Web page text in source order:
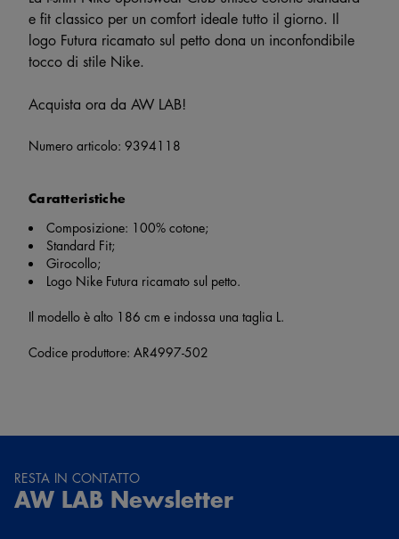
e fit classico per un comfort ideale tutto il giorno. Il
logo Futura ricamato sul petto dona un inconfondibile
tocco di stile Nike.
Acquista ora da AW LAB!
Numero articolo: 9394118
Caratteristiche
Composizione: 100% cotone;
Standard Fit;
Girocollo;
Logo Nike Futura ricamato sul petto.
Il modello è alto 186 cm e indossa una taglia L.
Codice produttore: AR4997-502
RESTA IN CONTATTO
AW LAB Newsletter